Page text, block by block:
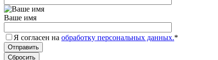
Ваше имя
Я согласен на обработку персональных данных.*